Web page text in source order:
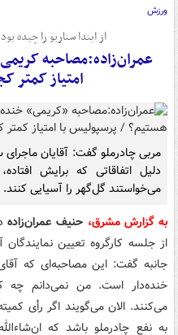
ورزش
از ابتدا سناریو را چیده
عمران‌زاده:مصاحبه
امتیاز کمتر
مربی چادرملو گفت: آقایان
دلیل اتفاقاتی که برایش
می‌خواستند گل‌گهر را آسیایی کنند.
به گزارش مشرق،حنیف عمران‌زاده
از جلسه کارگروه تعیین
جانبه گفت: این مصاحبه‌ای که
خنده‌دار است. من نمی‌دانم چه
می‌کنند. الان می‌گویند اگر رأی
به نفع چادرملو باشد که